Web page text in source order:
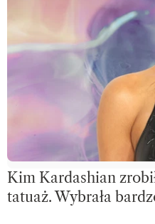
Kim Kardashian
tatuaż. Wybrała